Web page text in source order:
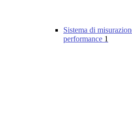
Sistema di
performance 1